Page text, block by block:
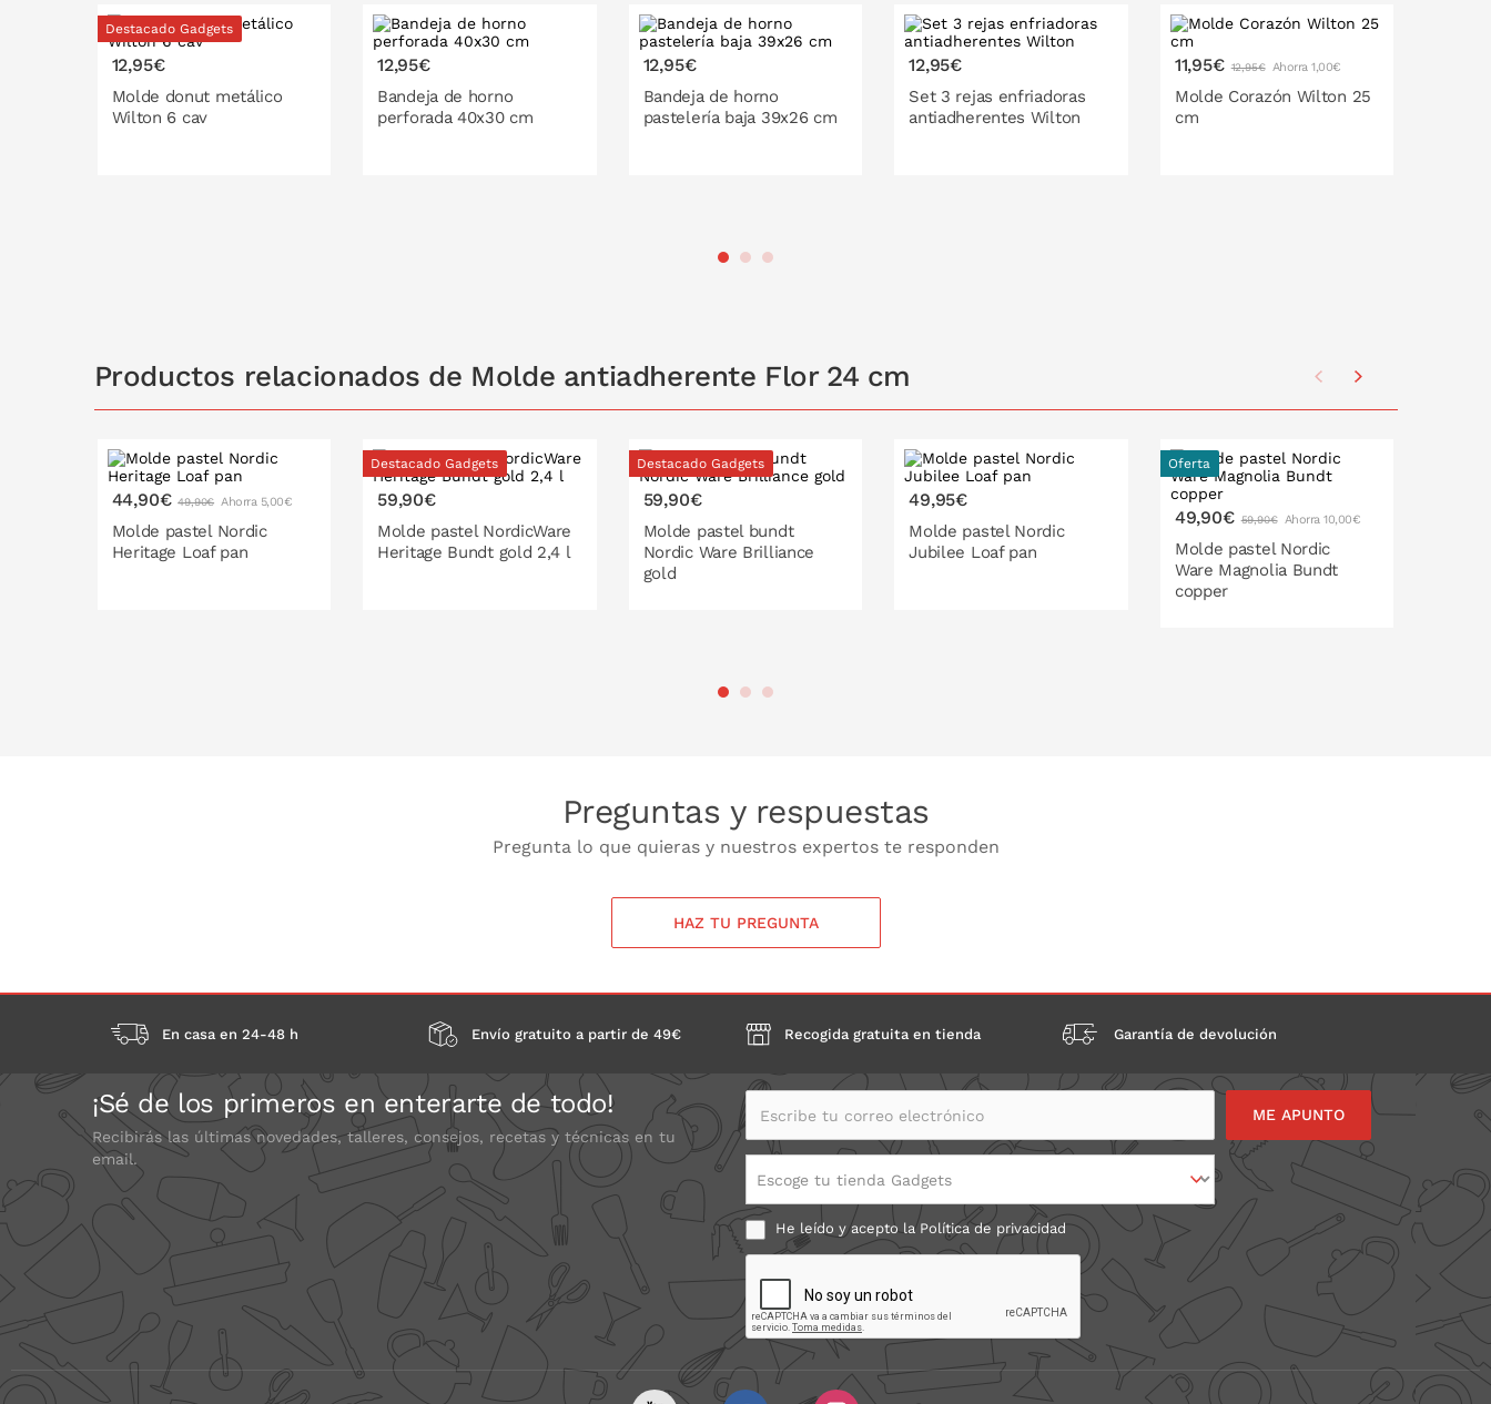
Destacado Gadgets
12,95€
Molde donut metálico
Wilton 6 cav
12,95€
Bandeja de horno
perforada 40x30 cm
12,95€
Bandeja de horno
pastelería baja 39x26 cm
PONLO EN LA CESTA
12,95€
Set 3 rejas enfriadoras
antiadherentes Wilton
11,95€ 12,95€ Ahorra 1,00€
Molde Corazón Wilton 25
cm
Productos relacionados de Molde antiadherente Flor 24 cm
44,90€ 49,90€ Ahorra 5,00€
Molde pastel Nordic
Heritage Loaf pan
Destacado Gadgets
59,90€
Molde pastel NordicWare
Heritage Bundt gold 2,4 l
Destacado Gadgets
59,90€
Molde pastel bundt
Nordic Ware Brilliance
gold
PONLO EN LA CESTA
49,95€
Molde pastel Nordic
Jubilee Loaf pan
Oferta
49,90€ 59,90€ Ahorra 10,00€
Molde pastel Nordic
Ware Magnolia Bundt
copper
Preguntas y respuestas
Pregunta lo que quieras y nuestros expertos te responden
HAZ TU PREGUNTA
En casa en 24-48 h Envío gratuito a partir de 49€ Recogida gratuita en tienda Garantía de devolución
¡Sé de los primeros en enterarte de todo!
Recibirás las últimas novedades, talleres, consejos, recetas y técnicas en tu
email.
Escribe tu correo electrónico
Escoge tu tienda Gadgets
He leído y acepto la Política de privacidad